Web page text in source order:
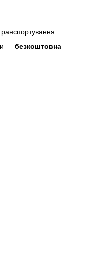
— безкоштовна